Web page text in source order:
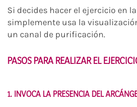
Si decides hacer el ejercicio en
simplemente usa la
un canal de purificación.
PASOS PARA REALIZAR EL
1. INVOCA LA PRESENCIA DEL